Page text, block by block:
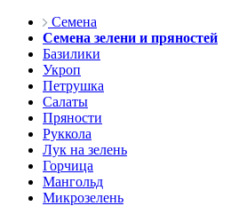
Семена
Семена зелени и пряностей
Базилики
Укроп
Петрушка
Салаты
Пряности
Руккола
Лук на зелень
Горчица
Мангольд
Микрозелень